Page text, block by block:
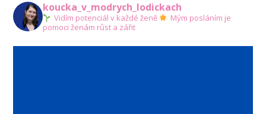
koucka_v_modrych_lodickach
Vidím potenciál v každé ženě
Mým posláním je
pomoci ženám růst a zářit